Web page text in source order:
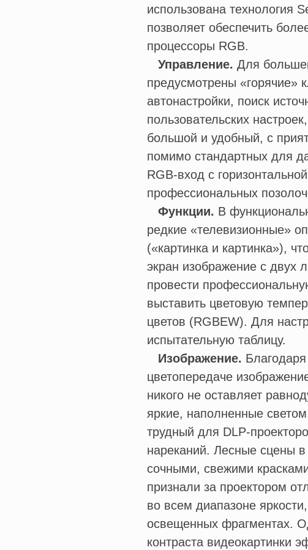
использована технология
позволяет обеспечить
процессоры RGB.
Управление. Для
предусмотрены «горячие»
автонастройки, поиск
пользовательских
большой и удобный, с
помимо стандартных для
RGB-вход с
профессиональных
Функции. В
редкие «телевизионные»
(«картинка и картинка»),
экран изображение с двух
провести
выставить цветовую
цветов (RGBEW). Для
испытательную таблицу.
Изображение.
цветопередаче
никого не оставляет
яркие, наполненные
трудный для DLP-
нареканий. Лесные сцены
сочными, свежими
признали за проектором
во всем диапазоне
освещенных фрагментах.
контраста видеокартинки